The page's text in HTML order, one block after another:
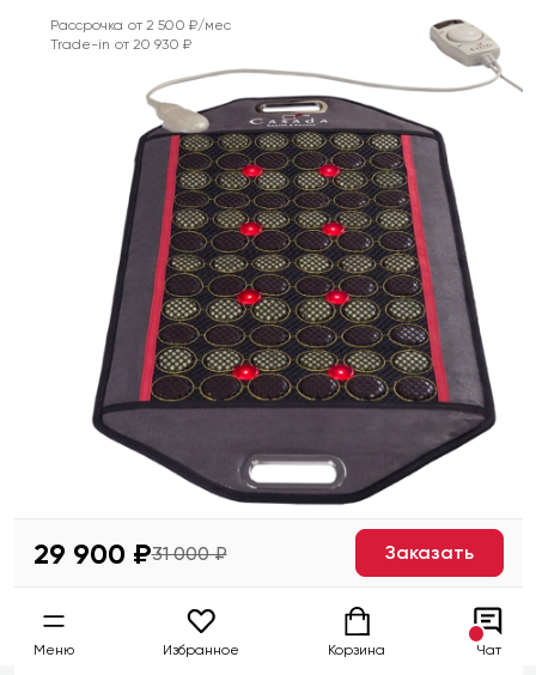
Рассрочка от2 500 ₽/мес
Trade-in от 20 930 ₽
29 900 ₽31 000 ₽ Заказать
Меню Избранное Корзина Чат